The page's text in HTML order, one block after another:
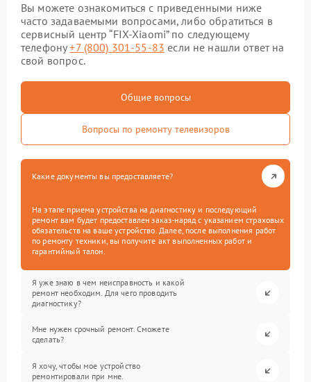
Вы можете ознакомиться с приведенными ниже
часто задаваемыми вопросами, либо обратиться в
сервисный центр “FIX-Xiaomi” по следующему
телефону+7 (800) 301-55-83 если не нашли ответ на
свой вопрос.
Общие вопросы
Вопросы по ремонту телевизоров
Какие документы вы предоставляете?
На этапе приема устройства на диагностику и последующий
ремонт вам будет предоставлен заказ-наряд с указанием страховых
обязательств на ваше устройство. Далее, после выполнения работ
по ремонту техники, вы получите акт выполненных работ и
гарантийный талон.
Я уже знаю в чем неисправность и какой
ремонт необходим. Для чего проводить
диагностику?
Мне нужен срочный ремонт. Сможете
сделать?
Я хочу, чтобы мое устройство
ремонтировали при мне.